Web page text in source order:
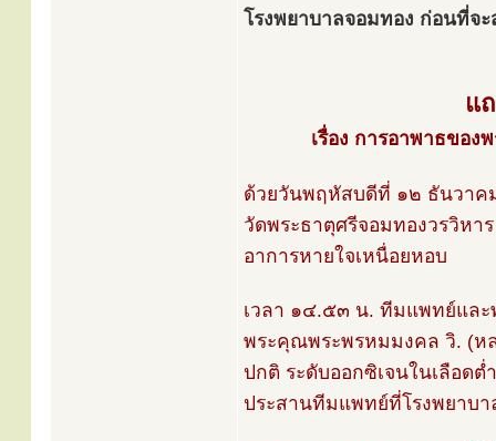
โรงพยาบาลจอมทอง ก่อนที่จ
แ
เรื่อง การอาพาธขอ
ด้วยวันพฤหัสบดีที่ ๑๒ ธันวาค
วัดพระธาตุศรีจอมทองวรวิห
อาการหายใจเหนื่อยหอบ
เวลา ๑๔.๕๓ น. ทีมแพทย์และ
พระคุณพระพรหมมงคล วิ. (ห
ปกติ ระดับออกซิเจนในเลือด
ประสานทีมแพทย์ที่โรงพยาบา